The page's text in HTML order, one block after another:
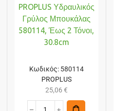
PROPLUS Υδραυλικός
Γρύλος Μπουκάλας
580114, Έως 2 Τόνοι,
30.8cm
Κωδικός: 580114
PROPLUS
25,06 €